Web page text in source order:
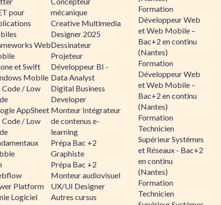
pour
Web
et Swift
Mobile
/ Low
AppSheet
/ Low
Platform
Logiciel
mécanique
Creative Multimedia
Designer 2025
Dessinateur
Projeteur
Développeur BI -
Data Analyst
Digital Business
Developer
Monteur Intégrateur
de contenus e-
learning
Prépa Bac +2
Graphiste
Prépa Bac +2
Monteur audiovisuel
UX/UI Designer
Autres cursus
Formation
Développeur Web
et Web Mobile –
Bac+2 en continu
(Nantes)
Formation
Développeur Web
et Web Mobile –
Bac+2 en continu
(Nantes)
Formation
Technicien
Supérieur Systèmes
et Réseaux - Bac+2
en continu
(Nantes)
Formation
Technicien